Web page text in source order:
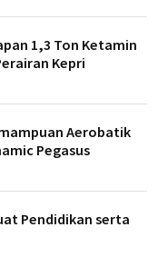
1,3 Ton Ketamin
Kepri
Aerobatik
Pegasus
Pendidikan serta